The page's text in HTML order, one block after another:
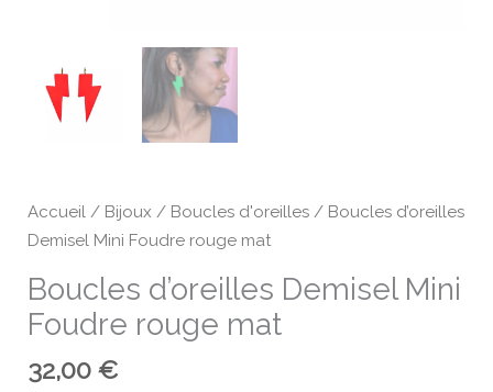
Accueil / Bijoux / Boucles d'oreilles / Boucles d’oreilles
Demisel Mini Foudre rouge mat
Boucles d’oreilles Demisel Mini
Foudre rouge mat
32,00€